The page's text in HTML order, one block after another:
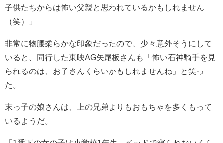
子供たちからは怖い父親と思われているかもしれません
（笑）」
非常に物腰柔らかな印象だったので、少々意外そうにして
いると、同行した東映AG矢尾板さんも「怖い石神騎手を見
られるのは、お子さんくらいかもしれませんね」と笑っ
た。
末っ子の娘さんは、上の兄弟よりもおもちゃを多くもって
いるようだ。